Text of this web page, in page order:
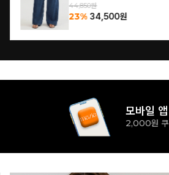
63,100원
40% 37,900원
모바일
2,000원 쿠